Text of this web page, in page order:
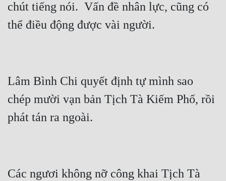
chút tiếng nói.  Vấn đề nhân lực, cũng có
Lâm Bình Chi quyết định tự mình sao
chép mười vạn bản Tịch Tà Kiếm Phổ, rồi
Các ngươi không nỡ công khai Tịch Tà